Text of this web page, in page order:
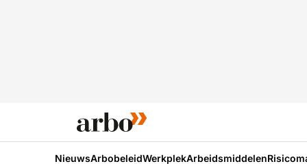
NieuwsArbobeleidWerkplekArbeidsmiddelen